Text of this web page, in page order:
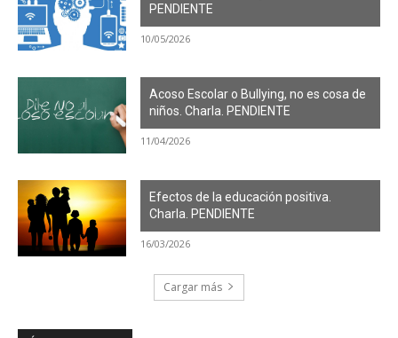
PENDIENTE
10/05/2026
Acoso Escolar o Bullying, no es cosa de
niños. Charla. PENDIENTE
11/04/2026
Efectos de la educación positiva.
Charla. PENDIENTE
16/03/2026
Cargar más